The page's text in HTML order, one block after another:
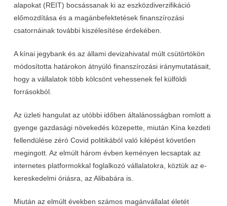
alapokat (REIT) bocsássanak ki az eszközdiverzifikáció
előmozdítása és a magánbefektetések finanszírozási
csatornáinak további kiszélesítése érdekében.
A kínai jegybank és az állami devizahivatal múlt csütörtökön
módosította határokon átnyúló finanszírozási iránymutatásait,
hogy a vállalatok több kölcsönt vehessenek fel külföldi
forrásokból.
Az üzleti hangulat az utóbbi időben általánosságban romlott a
gyenge gazdasági növekedés közepette, miután Kína kezdeti
fellendülése zéró Covid politikából való kilépést követően
megingott. Az elmúlt három évben keményen lecsaptak az
internetes platformokkal foglalkozó vállalatokra, köztük az e-
kereskedelmi óriásra, az Alibabára is.
Miután az elmúlt években számos magánvállalat életét